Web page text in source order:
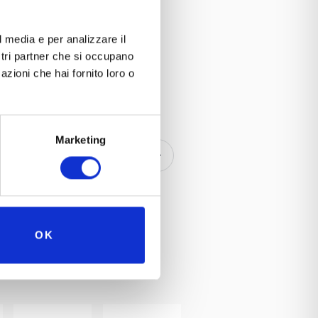
e per analizzare il
partner che si occupano
che hai fornito loro o
Marketing
OK
iniziato il conto
da venerdì
e
Tipo 58 del
auto,
verranno esposti
numerosi per